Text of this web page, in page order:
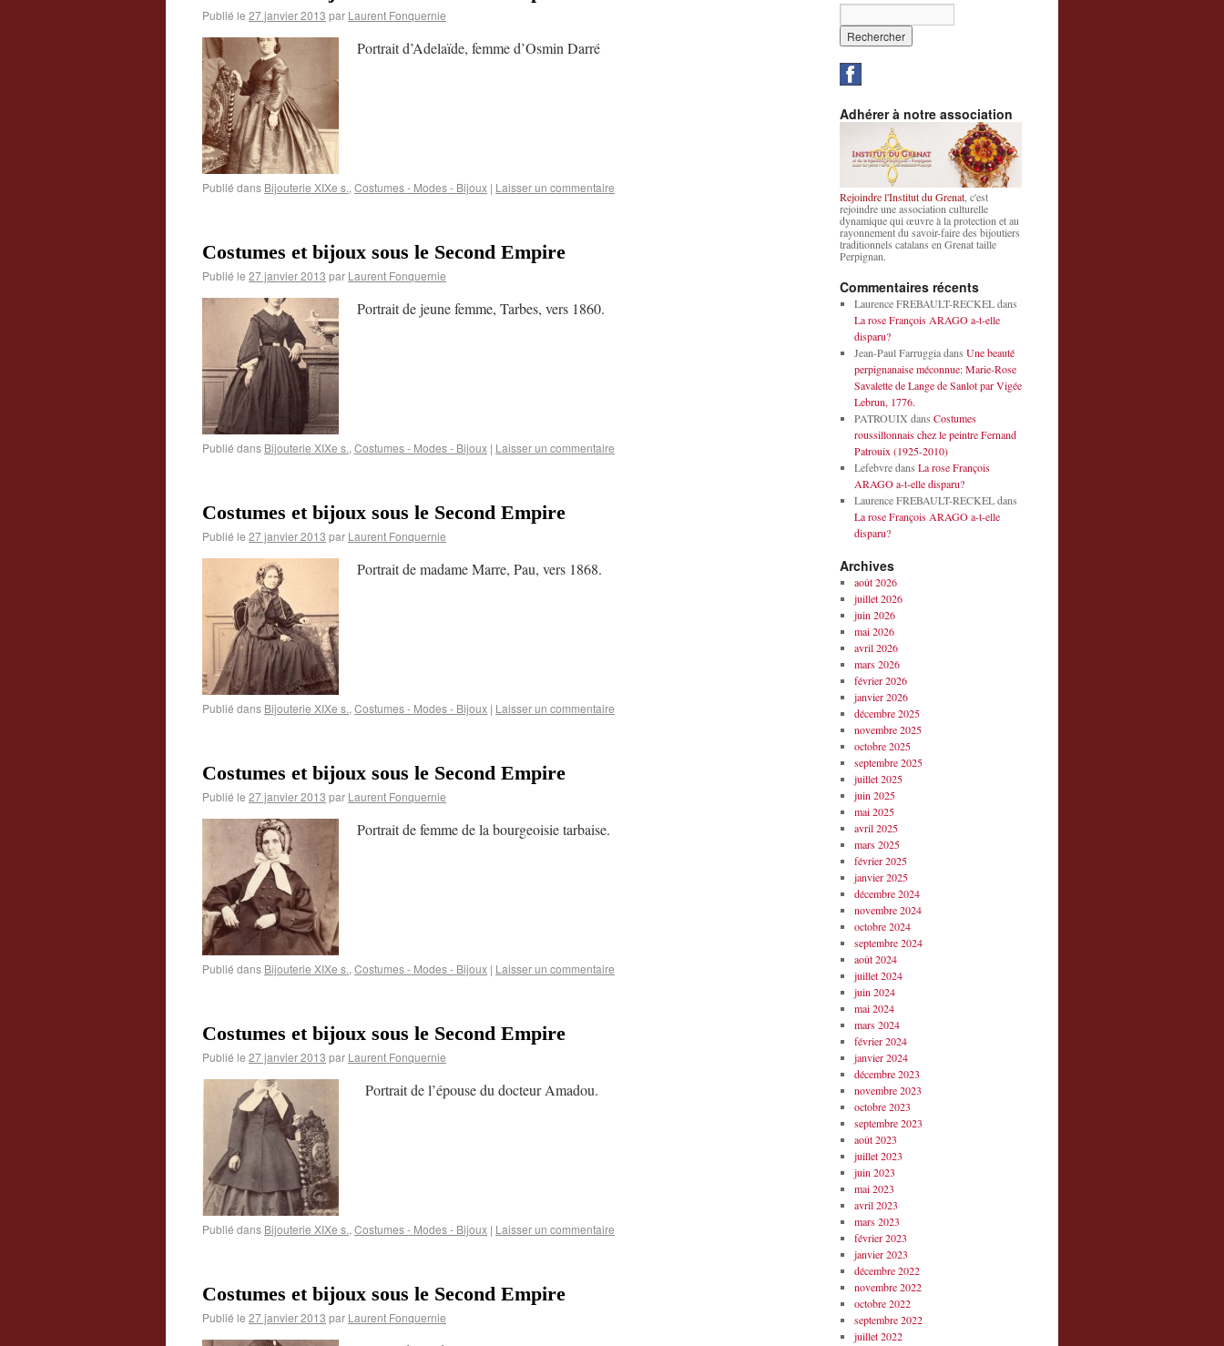
Publié le 27 janvier 2013 par Laurent Fonquernie
Portrait d’Adelaïde, femme d’Osmin Darré
Publié dans Bijouterie XIXe s., Costumes - Modes - Bijoux | Laisser un commentaire
Costumes et bijoux sous le Second Empire
Publié le 27 janvier 2013 par Laurent Fonquernie
Portrait de jeune femme, Tarbes, vers 1860.
Publié dans Bijouterie XIXe s., Costumes - Modes - Bijoux | Laisser un commentaire
Costumes et bijoux sous le Second Empire
Publié le 27 janvier 2013 par Laurent Fonquernie
Portrait de madame Marre, Pau, vers 1868.
Publié dans Bijouterie XIXe s., Costumes - Modes - Bijoux | Laisser un commentaire
Costumes et bijoux sous le Second Empire
Publié le 27 janvier 2013 par Laurent Fonquernie
Portrait de femme de la bourgeoisie tarbaise.
Publié dans Bijouterie XIXe s., Costumes - Modes - Bijoux | Laisser un commentaire
Costumes et bijoux sous le Second Empire
Publié le 27 janvier 2013 par Laurent Fonquernie
Portrait de l’épouse du docteur Amadou.
Publié dans Bijouterie XIXe s., Costumes - Modes - Bijoux | Laisser un commentaire
Costumes et bijoux sous le Second Empire
Publié le 27 janvier 2013 par Laurent Fonquernie
Adhérer à notre association
Rejoindre l'Institut du Grenat , c'est
rejoindre une association culturelle
dynamique qui œuvre à la protection et au
rayonnement du savoir-faire des bijoutiers
traditionnels catalans en Grenat taille
Perpignan.
Commentaires récents
Laurence FREBAULT-RECKELdans
La rose François ARAGO a-t-elle
disparu?
Jean-Paul Farruggiadans Une beauté
perpignanaise méconnue: Marie-Rose
Savalette de Lange de Sanlot par Vigée
Lebrun, 1776.
PATROUIX dans Costumes
roussillonnais chez le peintre Fernand
Patrouix (1925-2010)
Lefebvredans La rose François
ARAGO a-t-elle disparu?
Laurence FREBAULT-RECKELdans
La rose François ARAGO a-t-elle
disparu?
Archives
août 2026
juillet 2026
juin 2026
mai 2026
avril 2026
mars 2026
février 2026
janvier 2026
décembre 2025
novembre 2025
octobre 2025
septembre 2025
juillet 2025
juin 2025
mai 2025
avril 2025
mars 2025
février 2025
janvier 2025
décembre 2024
novembre 2024
octobre 2024
septembre 2024
août 2024
juillet 2024
juin 2024
mai 2024
mars 2024
février 2024
janvier 2024
décembre 2023
novembre 2023
octobre 2023
septembre 2023
août 2023
juillet 2023
juin 2023
mai 2023
avril 2023
mars 2023
février 2023
janvier 2023
décembre 2022
novembre 2022
octobre 2022
septembre 2022
juillet 2022